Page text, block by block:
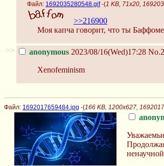
Файл: 1692035280548.gif-(1 KB, 71x20,
>>216900
Моя капча говорит, что ты
>> anonymous 2023/08/16(Wed)17:28
Xenofeminism
Файл: 1692017659484.jpg -(166 KB, 1200x627,